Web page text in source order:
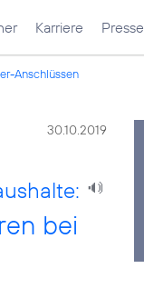
Karriere Presse
Anschlüssen
30.10.2019
bei